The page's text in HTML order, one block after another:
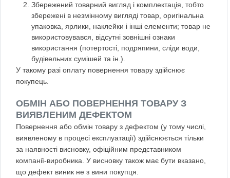
Збережений товарний вигляд і комплектація, тобто
збережені в незмінному вигляді товар, оригінальна
упаковка, ярлики, наклейки і інші елементи; товар не
використовувався, відсутні зовнішні ознаки
використання (потертості, подряпини, сліди води,
будівельних сумішей та ін.).
У такому разі оплату повернення товару здійснює
покупець.
ОБМІН АБО ПОВЕРНЕННЯ ТОВАРУ З
ВИЯВЛЕНИМ ДЕФЕКТОМ
Повернення або обмін товару з дефектом (у тому числі,
виявленому в процесі експлуатації) здійснюється тільки
за наявності висновку, офіційним представником
компанії-виробника. У висновку також має бути вказано,
що дефект виник не з вини покупця.